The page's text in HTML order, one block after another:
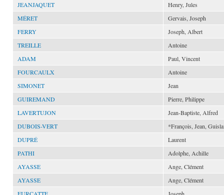
JEANJAQUET
Henry, Jules
MÉRET
Gervais, Joseph
FERRY
Joseph, Albert
TREILLE
Antoine
ADAM
Paul, Vincent
FOURCAULX
Antoine
SIMONET
Jean
GUIREMAND
Pierre, Philippe
LAVERTUJON
Jean-Baptiste, Alfred
DUBOIS-VERT
*François, Jean,
DUPRÉ
Laurent
PATHI
Adolphe, Achille
AYASSE
Ange, Clément
AYASSE
Ange, Clément